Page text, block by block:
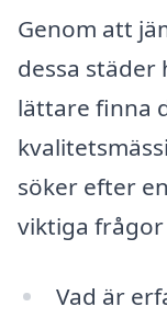
Genom att
dessa städer
lättare finna
söker efter
viktiga frågor
Vad är